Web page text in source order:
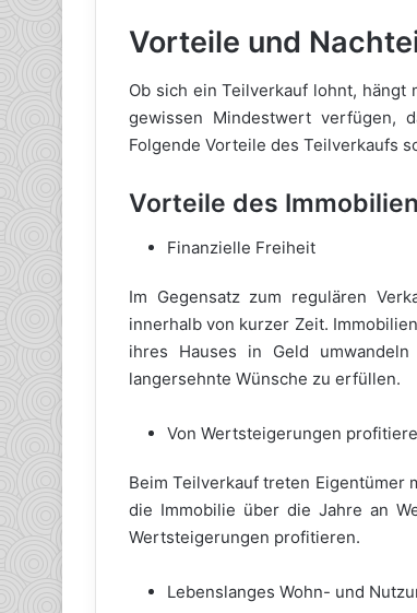
Vorteile und
Ob sich ein Teilverkauf lohnt,
gewissen Mindestwert verfügen,
Folgende Vorteile des Teilverkaufs
Vorteile des
Finanzielle Freiheit
Im Gegensatz zum regulären
innerhalb von kurzer Zeit.
ihres Hauses in Geld
langersehnte Wünsche zu erfüllen.
Von Wertsteigerungen
Beim Teilverkauf treten Eigentümer
die Immobilie über die Jahre an
Wertsteigerungen profitieren.
Lebenslanges Wohn- und